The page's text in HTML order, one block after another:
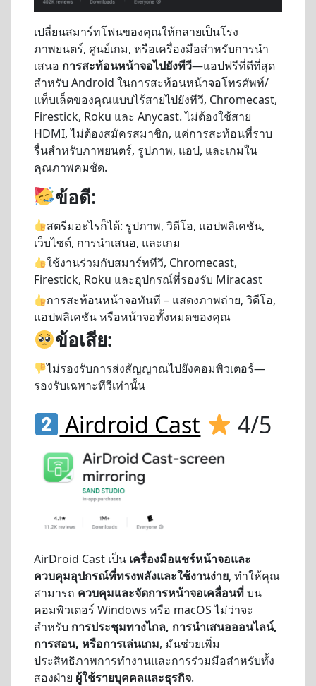
เปลี่ยนสมาร์ทโฟนของคุณให้กลายเป็นโรง
ภาพยนตร์, ศูนย์เกม, หรือเครื่องมือสำหรับการนำ
เสนอ การสะท้อนหน้าจอไปยังทีวี—แอปฟรีที่ดีที่สุด
สำหรับ Android ในการสะท้อนหน้าจอโทรศัพท์/
แท็บเล็ตของคุณแบบไร้สายไปยังทีวี, Chromecast,
Firestick, Roku และ Anycast. ไม่ต้องใช้สาย
HDMI, ไม่ต้องสมัครสมาชิก, แค่การสะท้อนที่ราบ
รื่นสำหรับภาพยนตร์, รูปภาพ, แอป, และเกมใน
คุณภาพคมชัด.
ข้อดี:
สตรีมอะไรก็ได้: รูปภาพ, วิดีโอ, แอปพลิเคชัน,
เว็บไซต์, การนำเสนอ, และเกม
ใช้งานร่วมกับสมาร์ททีวี, Chromecast,
Firestick, Roku และอุปกรณ์ที่รองรับ Miracast
การสะท้อนหน้าจอทันที – แสดงภาพถ่าย, วิดีโอ,
แอปพลิเคชัน หรือหน้าจอทั้งหมดของคุณ
ข้อเสีย:
ไม่รองรับการส่งสัญญาณไปยังคอมพิวเตอร์—
รองรับเฉพาะทีวีเท่านั้น
Airdroid Cast 4/5
AirDroid Cast เป็น เครื่องมือแชร์หน้าจอและ
ควบคุมอุปกรณ์ที่ทรงพลังและใช้งานง่าย, ทำให้คุณ
สามารถ ควบคุมและจัดการหน้าจอเคลื่อนที่บน
คอมพิวเตอร์ Windows หรือ macOS ไม่ว่าจะ
สำหรับ การประชุมทางไกล, การนำเสนอออนไลน์,
การสอน, หรือการเล่นเกม, มันช่วยเพิ่ม
ประสิทธิภาพการทำงานและการร่วมมือสำหรับทั้ง
สองฝ่าย ผู้ใช้รายบุคคลและธุรกิจ.